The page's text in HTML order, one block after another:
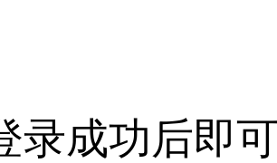
录成功后即